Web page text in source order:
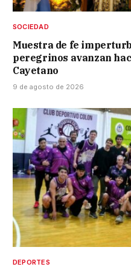
SOCIEDAD
Muestra de fe
peregrinos avanzan
Cayetano
9 de agosto de 2026
DEPORTES